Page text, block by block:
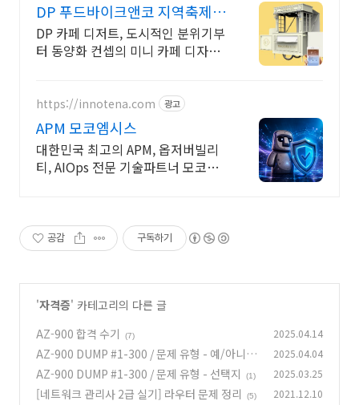
DP 푸드바이크앤코 지역축제
행사,백화점등 가능
DP 카페 디저트, 도시적인 분위기부
터 동양화 컨셉의 미니 카페 디자인
https://innotena.com 광고
APM 모코엠시스
대한민국 최고의 APM, 옵저버빌리
티, AIOps 전문 기술파트너 모코엠
공감 구독하기
'자격증' 카테고리의 다른 글
AZ-900 합격 수기
(7) 2025.04.14
AZ-900 DUMP #1-300 / 문제 유형 - 예/아니오
(8)
2025.04.04
AZ-900 DUMP #1-300 / 문제 유형 - 선택지 (1) 2025.03.25
[네트워크 관리사 2급 실기] 라우터 문제 정리 (5) 2021.12.10